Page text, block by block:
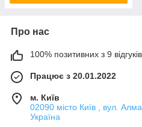
Про нас
100% позитивних з 9
Працює з 20.01.2022
м. Київ
02090 місто Київ , вул.
Україна